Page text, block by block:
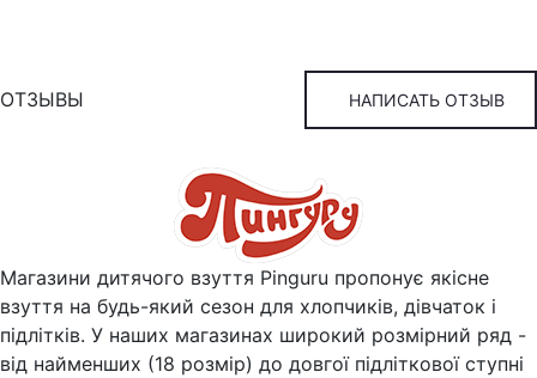
ОТЗЫВЫ НАПИСАТЬ ОТЗЫВ
Магазини дитячого взуття Pinguru пропонує якісне
взуття на будь-який сезон для хлопчиків, дівчаток і
підлітків. У наших магазинах широкий розмірний ряд -
від найменших (18 розмір) до довгої підліткової ступні